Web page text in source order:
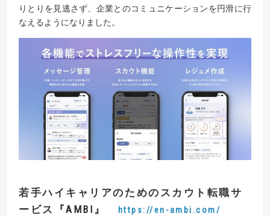
りとりを見逃さず、企業とのコミュニケーションを円滑に行
なえるようになりました。
若手ハイキャリアのためのスカウト転職サ
ービス
『AMBI』 https://en-ambi.com/